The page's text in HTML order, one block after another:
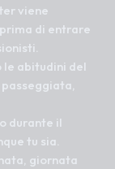
viene
di entrare
abitudini del
durante il
tu sia.
giornata